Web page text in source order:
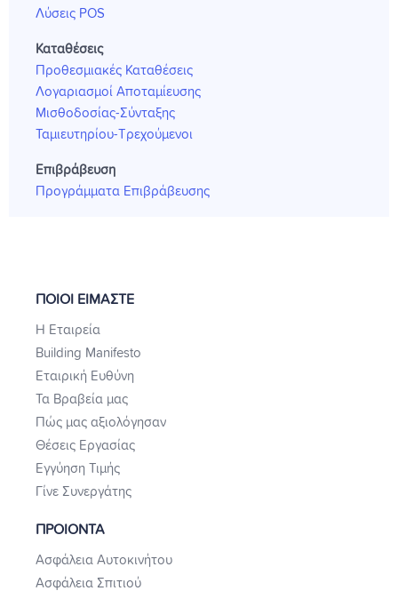
Λύσεις POS
Καταθέσεις
Προθεσμιακές Καταθέσεις
Λογαριασμοί Αποταμίευσης
Μισθοδοσίας-Σύνταξης
Ταμιευτηρίου-Τρεχούμενοι
Επιβράβευση
Προγράμματα Επιβράβευσης
ΠΟΙΟΙ ΕΙΜΑΣΤΕ
Η Εταιρεία
Building Manifesto
Εταιρική Ευθύνη
Τα Βραβεία μας
Πώς μας αξιολόγησαν
Θέσεις Εργασίας
Εγγύηση Τιμής
Γίνε Συνεργάτης
ΠΡΟΙΟΝΤΑ
Ασφάλεια Αυτοκινήτου
Ασφάλεια Σπιτιού